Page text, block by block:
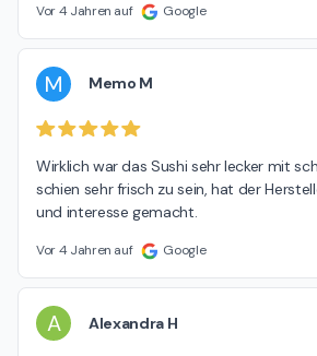
Vor 4 Jahren auf Google
M Memo M
Wirklich war das Sushi sehr lecker mit
schien sehr frisch zu sein, hat der
und interesse gemacht.
Vor 4 Jahren auf Google
A Alexandra H